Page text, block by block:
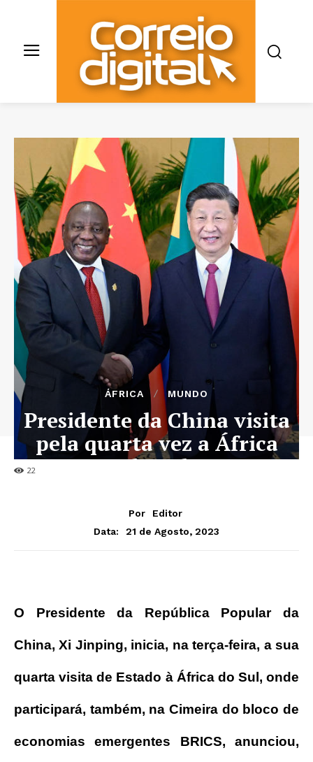
22
ÁFRICA MUNDO
Presidente da China visita
pela quarta vez a África
do Sul
Por
Editor
Data:
21 de Agosto, 2023
O Presidente da República Popular da
China, Xi Jinping, inicia, na terça-feira, a sua
quarta visita de Estado à África do Sul, onde
participará, também, na Cimeira do bloco de
economias emergentes BRICS, anunciou,